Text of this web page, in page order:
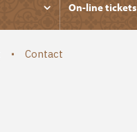
On-line tickets
Contact